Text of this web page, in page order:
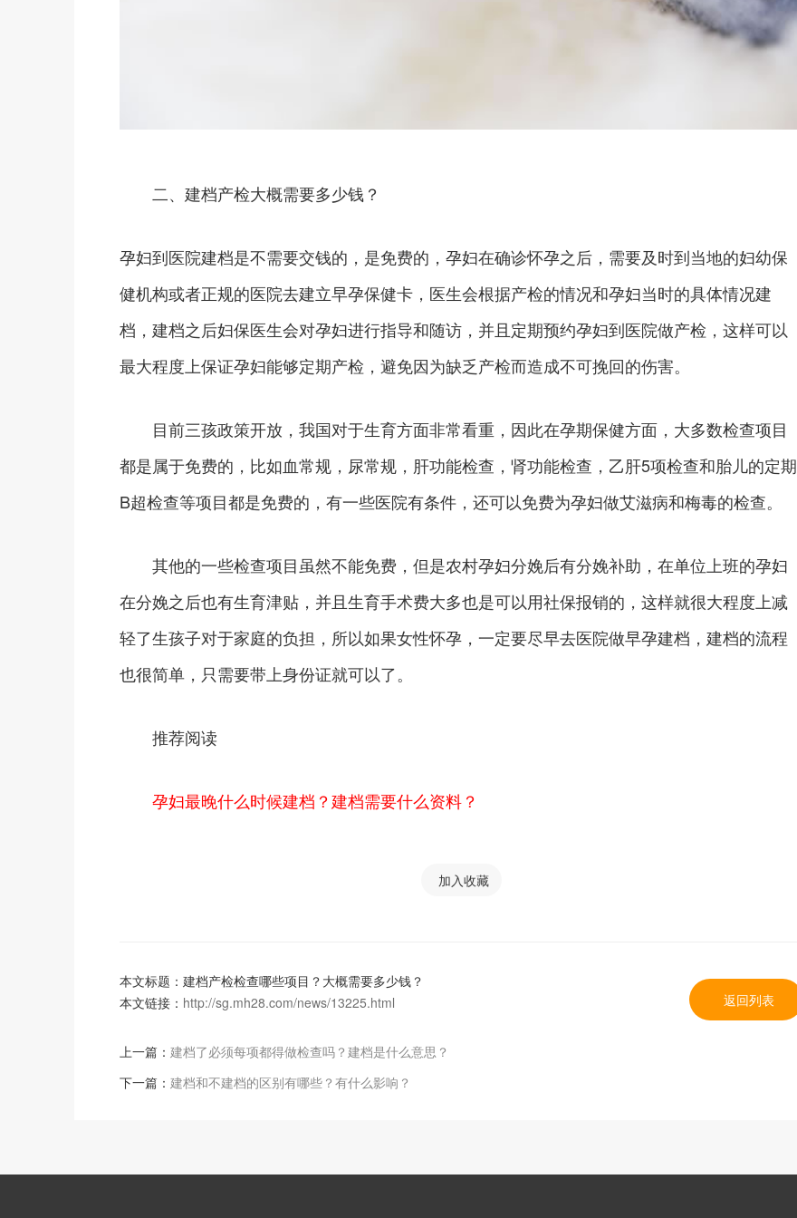
二、建档产检大概需要多少钱？
孕妇到医院建档是不需要交钱的，是免费的，孕妇在确诊怀孕之后，需要及时到当地的妇幼保
健机构或者正规的医院去建立早孕保健卡，医生会根据产检的情况和孕妇当时的具体情况建
档，建档之后妇保医生会对孕妇进行指导和随访，并且定期预约孕妇到医院做产检，这样可以
最大程度上保证孕妇能够定期产检，避免因为缺乏产检而造成不可挽回的伤害。
目前三孩政策开放，我国对于生育方面非常看重，因此在孕期保健方面，大多数检查项目
都是属于免费的，比如血常规，尿常规，肝功能检查，肾功能检查，乙肝5项检查和胎儿的定期
B超检查等项目都是免费的，有一些医院有条件，还可以免费为孕妇做艾滋病和梅毒的检查。
其他的一些检查项目虽然不能免费，但是农村孕妇分娩后有分娩补助，在单位上班的孕妇
在分娩之后也有生育津贴，并且生育手术费大多也是可以用社保报销的，这样就很大程度上减
轻了生孩子对于家庭的负担，所以如果女性怀孕，一定要尽早去医院做早孕建档，建档的流程
也很简单，只需要带上身份证就可以了。
推荐阅读
孕妇最晚什么时候建档？建档需要什么资料？
加入收藏
本文标题：建档产检检查哪些项目？大概需要多少钱？
本文链接： http://sg.mh28.com/news/13225.html
上一篇： 建档了必须每项都得做检查吗？建档是什么意思？
下一篇： 建档和不建档的区别有哪些？有什么影响？
返回列表